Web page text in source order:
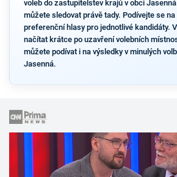
voleb do zastupitelstev krajů v obci
můžete sledovat právě tady. Podívejte se
preferenční hlasy pro jednotlivé kandidáty.
načítat krátce po uzavření volebních
můžete podívat i na výsledky v minulých
Jasenná.